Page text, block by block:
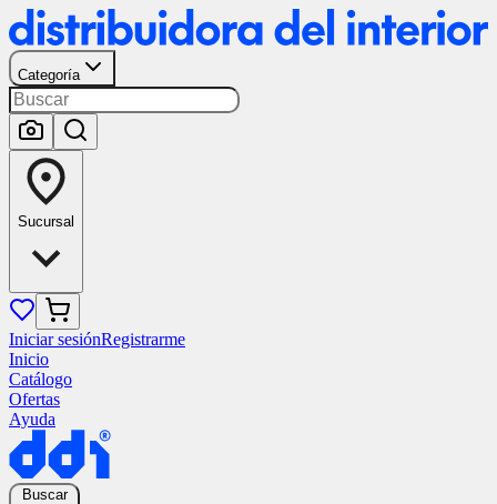
Categoría
Sucursal
Iniciar sesiónRegistrarme
Inicio
Catálogo
Ofertas
Ayuda
Buscar